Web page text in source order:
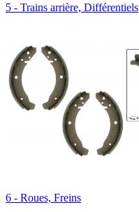
5 - Trains arrière, Différentiels
6 - Roues, Freins